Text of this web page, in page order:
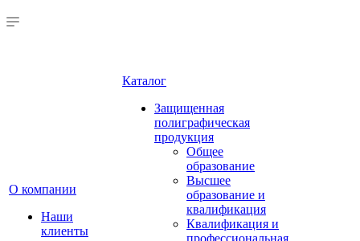
О компании
Наши
клиенты
Каталог
Защищенная
полиграфическая
продукция
Общее
образование
Высшее
образование и
квалификация
Квалификация и
профессиональная